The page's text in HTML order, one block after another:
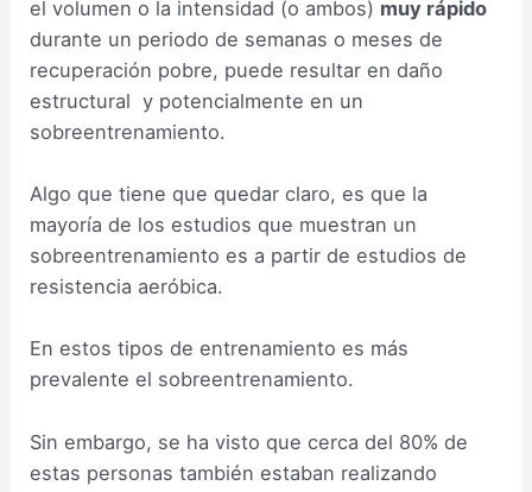
el volumen o la intensidad (o ambos) muy rápido
durante un periodo de semanas o meses de
recuperación pobre, puede resultar en daño
estructural y potencialmente en un
sobreentrenamiento.
Algo que tiene que quedar claro, es que la
mayoría de los estudios que muestran un
sobreentrenamiento es a partir de estudios de
resistencia aeróbica.
En estos tipos de entrenamiento es más
prevalente el sobreentrenamiento.
Sin embargo, se ha visto que cerca del 80% de
estas personas también estaban realizando